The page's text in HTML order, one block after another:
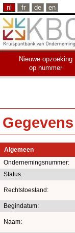
nl fr de en
Nieuwe opzoeking
op nummer
Algemeen
Ondernemingsnummer:
Status:
Rechtstoestand:
Begindatum:
Naam: